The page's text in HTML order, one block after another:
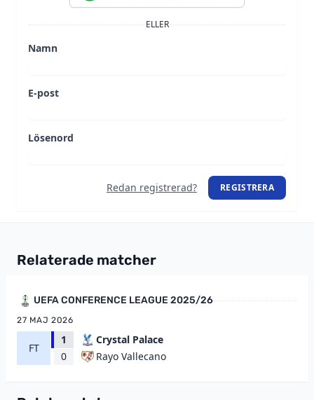
ELLER
Namn
E-post
Lösenord
Redan registrerad? REGISTRERA
Relaterade matcher
UEFA CONFERENCE LEAGUE 2025/26
27 MAJ 2026
FT
1
0
Crystal Palace
Rayo Vallecano